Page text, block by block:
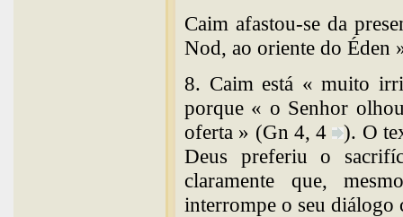
Caim afastou-se da
Nod, ao oriente do Éden
8. Caim está « muito
porque « o Senhor
oferta » (Gn 4, 4
). O
Deus preferiu o
claramente que,
interrompe o seu diálogo